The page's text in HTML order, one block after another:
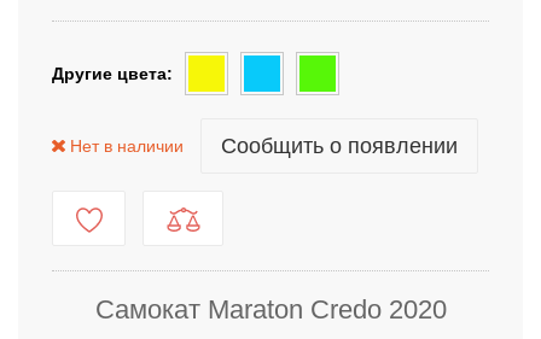
Другие цвета:
Нет в наличии Сообщить о появлении
Самокат Maraton Credo 2020